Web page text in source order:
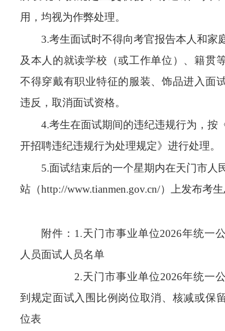
用，均视为作弊处理。
3.考生面试时不得向考官报告本人和家
及本人的就读学校（或工作单位）、籍贯
不得穿戴有职业特征的服装、饰品进入面
违反，取消面试资格。
4.考生在面试期间的违纪违规行为，按
开招聘违纪违规行为处理规定》进行处理。
5.面试结束后的一个星期内在天门市人
站（http://www.tianmen.gov.cn/）上发布考
附件：1.天门市事业单位2026年统一
人员面试人员名单
2.天门市事业单位2026年统一公
到规定面试入围比例岗位取消、核减或保
位表